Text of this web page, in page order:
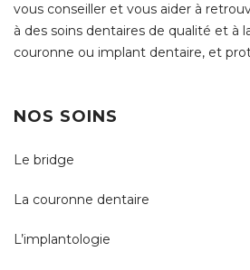
vous conseiller et vous aider à
à des soins dentaires de qualité et à
couronne ou implant dentaire, et
NOS SOINS
Le bridge
La couronne dentaire
L’implantologie